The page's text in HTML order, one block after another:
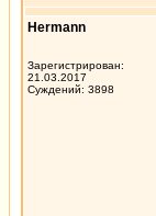
Hermann
Зарегистрирован:
21.03.2017
Суждений: 3898